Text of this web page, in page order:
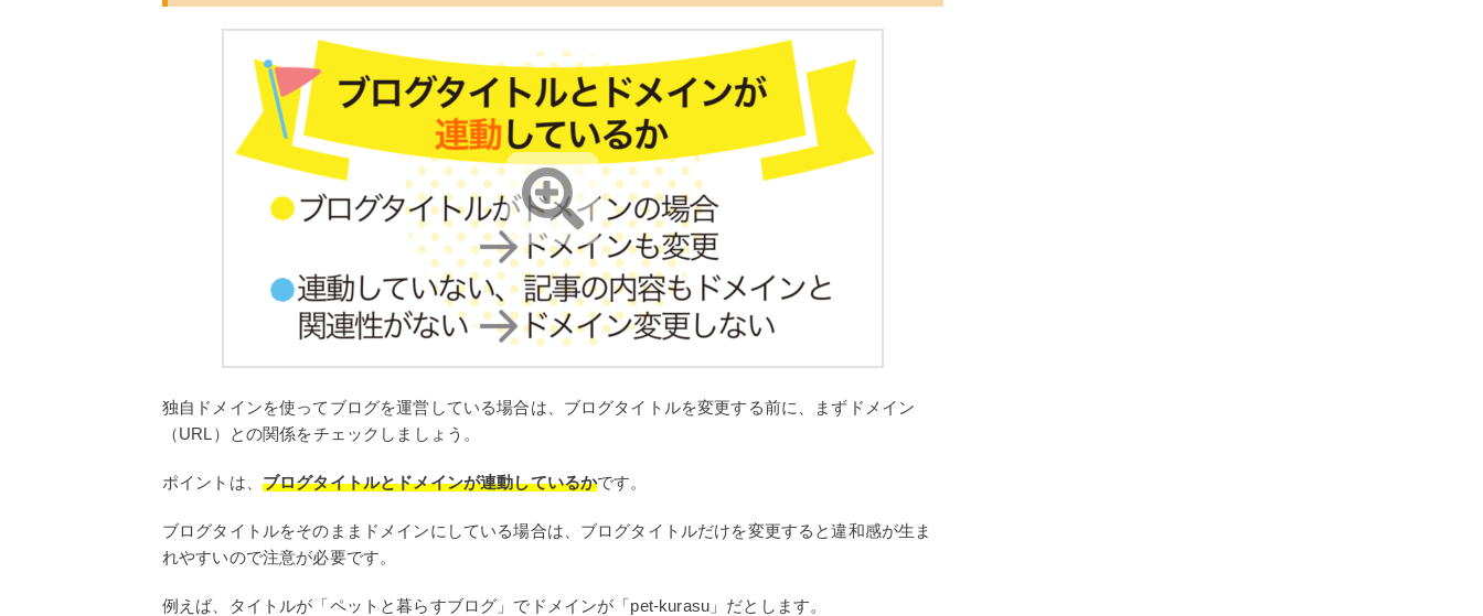
独自ドメインを使ってブログを運営している場合は、ブログタイトルを変更する前に、まずドメイン
（URL）との関係をチェックしましょう。
ポイントは、 ブログタイトルとドメインが連動しているかです。
ブログタイトルをそのままドメインにしている場合は、ブログタイトルだけを変更すると違和感が生ま
れやすいので注意が必要です。
例えば、タイトルが「ペットと暮らすブログ」でドメインが「pet-kurasu」だとします。